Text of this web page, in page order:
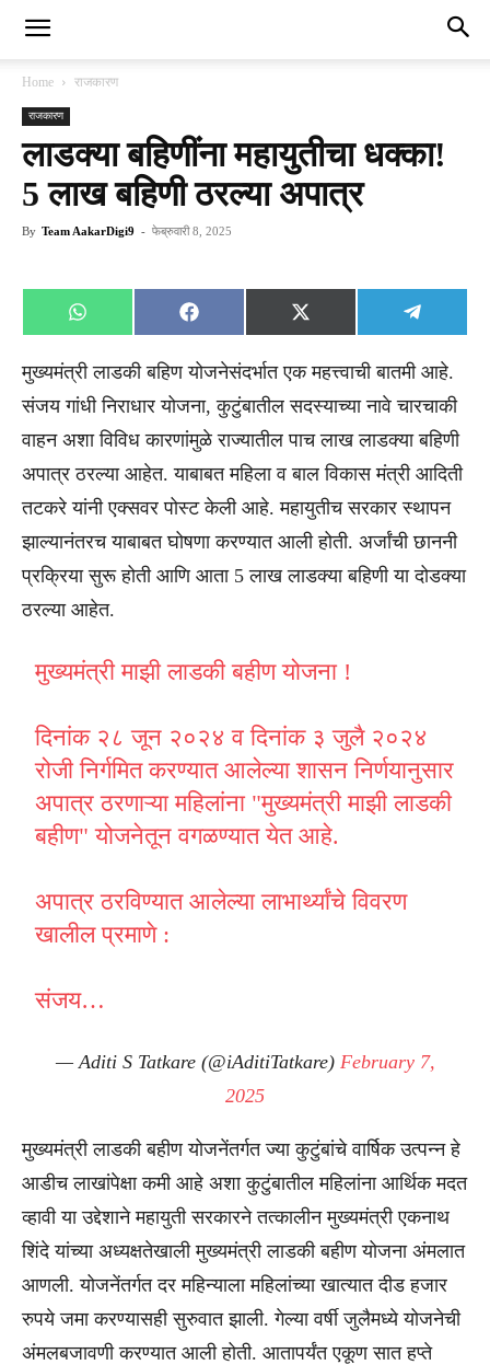
Home राजकारण
राजकारण
लाडक्या बहिणींना महायुतीचा धक्का!
5 लाख बहिणी ठरल्या अपात्र
By Team AakarDigi9 - फेब्रुवारी 8, 2025
Share
on
WhatsApp
Share
on
Facebook
Share
on
X
(Twitter)
Share
on
मुख्यमंत्री लाडकी बहिण योजनेसंदर्भात एक महत्त्वाची बातमी आहे.
संजय गांधी निराधार योजना, कुटुंबातील सदस्याच्या नावे चारचाकी
वाहन अशा विविध कारणांमुळे राज्यातील पाच लाख लाडक्या बहिणी
अपात्र ठरल्या आहेत. याबाबत महिला व बाल विकास मंत्री आदिती
तटकरे यांनी एक्सवर पोस्ट केली आहे. महायुतीच सरकार स्थापन
झाल्यानंतरच याबाबत घोषणा करण्यात आली होती. अर्जांची छाननी
प्रक्रिया सुरू होती आणि आता 5 लाख लाडक्या बहिणी या दोडक्या
ठरल्या आहेत.
मुख्यमंत्री माझी लाडकी बहीण योजना !
दिनांक २८ जून २०२४ व दिनांक ३ जुलै २०२४
रोजी निर्गमित करण्यात आलेल्या शासन निर्णयानुसार
अपात्र ठरणाऱ्या महिलांना "मुख्यमंत्री माझी लाडकी
बहीण" योजनेतून वगळण्यात येत आहे.
अपात्र ठरविण्यात आलेल्या लाभार्थ्यांचे विवरण
खालील प्रमाणे :
संजय…
— Aditi S Tatkare (@iAditiTatkare) February 7,
2025
मुख्यमंत्री लाडकी बहीण योजनेंतर्गत ज्या कुटुंबांचे वार्षिक उत्पन्न हे
आडीच लाखांपेक्षा कमी आहे अशा कुटुंबातील महिलांना आर्थिक मदत
व्हावी या उद्देशाने महायुती सरकारने तत्कालीन मुख्यमंत्री एकनाथ
शिंदे यांच्या अध्यक्षतेखाली मुख्यमंत्री लाडकी बहीण योजना अंमलात
आणली. योजनेंतर्गत दर महिन्याला महिलांच्या खात्यात दीड हजार
रुपये जमा करण्यासही सुरुवात झाली. गेल्या वर्षी जुलैमध्ये योजनेची
अंमलबजावणी करण्यात आली होती. आतापर्यंत एकूण सात हप्ते